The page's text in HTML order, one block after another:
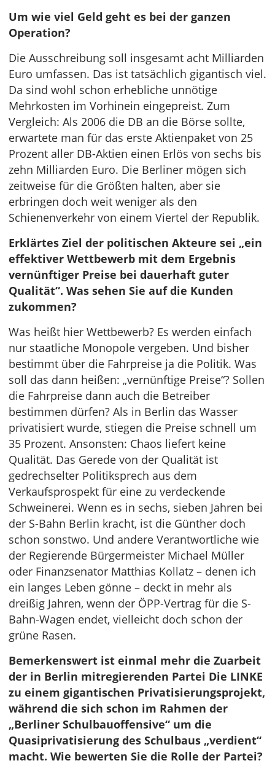
Um wie viel Geld geht es bei der ganzen
Operation?
Die Ausschreibung soll insgesamt acht Milliarden
Euro umfassen. Das ist tatsächlich gigantisch viel.
Da sind wohl schon erhebliche unnötige
Mehrkosten im Vorhinein eingepreist. Zum
Vergleich: Als 2006 die DB an die Börse sollte,
erwartete man für das erste Aktienpaket von 25
Prozent aller DB-Aktien einen Erlös von sechs bis
zehn Milliarden Euro. Die Berliner mögen sich
zeitweise für die Größten halten, aber sie
erbringen doch weit weniger als den
Schienenverkehr von einem Viertel der Republik.
Erklärtes Ziel der politischen Akteure sei „ein
effektiver Wettbewerb mit dem Ergebnis
vernünftiger Preise bei dauerhaft guter
Qualität“. Was sehen Sie auf die Kunden
zukommen?
Was heißt hier Wettbewerb? Es werden einfach
nur staatliche Monopole vergeben. Und bisher
bestimmt über die Fahrpreise ja die Politik. Was
soll das dann heißen: „vernünftige Preise“? Sollen
die Fahrpreise dann auch die Betreiber
bestimmen dürfen? Als in Berlin das Wasser
privatisiert wurde, stiegen die Preise schnell um
35 Prozent. Ansonsten: Chaos liefert keine
Qualität. Das Gerede von der Qualität ist
gedrechselter Politiksprech aus dem
Verkaufsprospekt für eine zu verdeckende
Schweinerei. Wenn es in sechs, sieben Jahren bei
der S-Bahn Berlin kracht, ist die Günther doch
schon sonstwo. Und andere Verantwortliche wie
der Regierende Bürgermeister Michael Müller
oder Finanzsenator Matthias Kollatz – denen ich
ein langes Leben gönne – deckt in mehr als
dreißig Jahren, wenn der ÖPP-Vertrag für die S-
Bahn-Wagen endet, vielleicht doch schon der
grüne Rasen.
Bemerkenswert ist einmal mehr die Zuarbeit
der in Berlin mitregierenden Partei Die LINKE
zu einem gigantischen Privatisierungsprojekt,
während die sich schon im Rahmen der
„Berliner Schulbauoffensive“ um die
Quasiprivatisierung des Schulbaus „verdient“
macht. Wie bewerten Sie die Rolle der Partei?